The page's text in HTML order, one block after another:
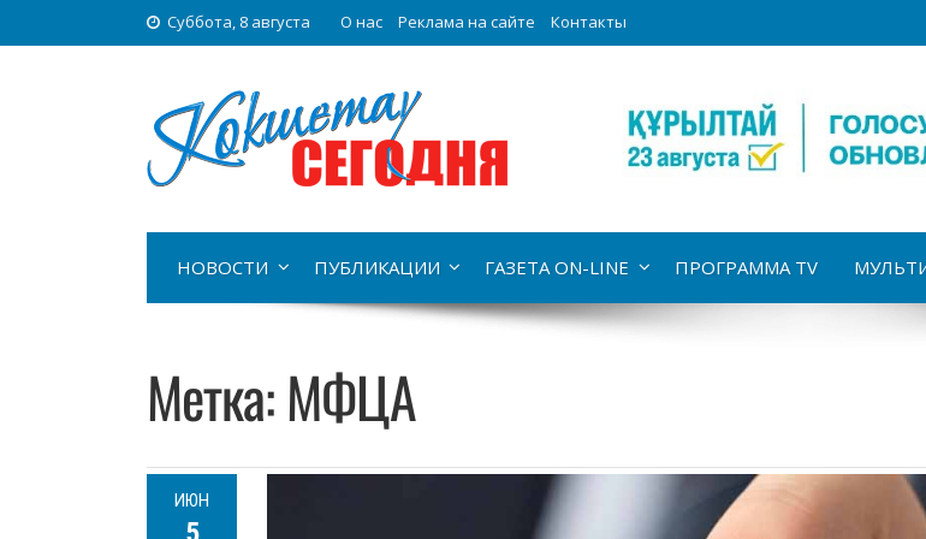
Суббота, 8 августа О нас Реклама на сайте Контакты
НОВОСТИ ПУБЛИКАЦИИ ГАЗЕТА ON-LINE ПРОГРАММА TV
Метка:МФЦА
ИЮН